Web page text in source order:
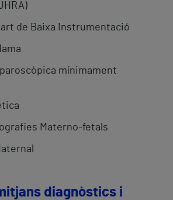
de Baixa Instrumentació
mínimament
Materno-fetals
diagnòstics i